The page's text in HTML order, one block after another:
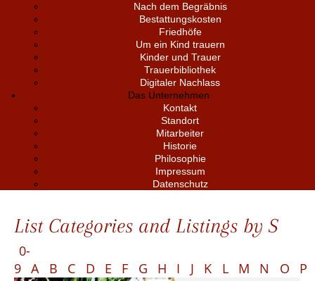
Nach dem Begräbnis
Bestattungskosten
Friedhöfe
Um ein Kind trauern
Kinder und Trauer
Trauerbibliothek
Digitaler Nachlass
Das Unternehmen
Kontakt
Standort
Mitarbeiter
Historie
Philosophie
Impressum
Datenschutz
List Categories and Listings by S
0-
9 A B C D E F G H I J K L M N O P